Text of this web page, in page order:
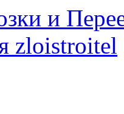
и
zloistroitel